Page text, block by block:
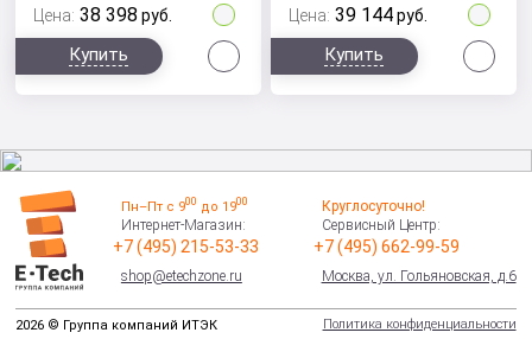
Цена: 38 398 руб.
Купить
Цена: 39 144 руб.
Купить
Пн–Пт с 900 до 1900
Интернет-Магазин:
+7 (495) 215-53-33
shop@etechzone.ru
Круглосуточно!
Сервисный Центр:
+7 (495) 662-99-59
Москва, ул. Гольяновская, д.6
2026 © Группа компаний ИТЭК Политика конфиденциальности